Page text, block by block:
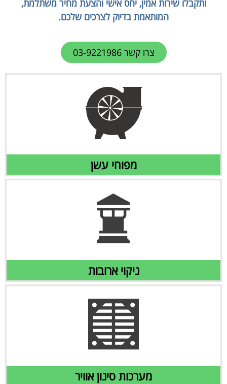
ותקבלו שירות אמין, יחס אישי והצעת מחיר משתלמת,
המותאמת בדיוק לצרכים שלכם.
צרו קשר 03-9221986
מפוחי עשן
ניקוי ארובות
מערכות סינון אוויר